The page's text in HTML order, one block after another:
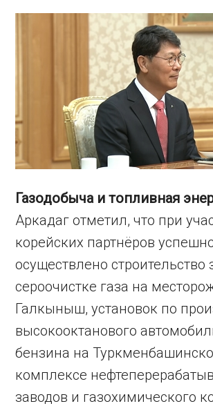
Газодобыча и топливная
Аркадаг отметил, что при
корейских партнёров
осуществлено строительство
сероочистке газа на
Галкыныш, установок по
высокооктанового
бензина на
комплексе
заводов и газохимического